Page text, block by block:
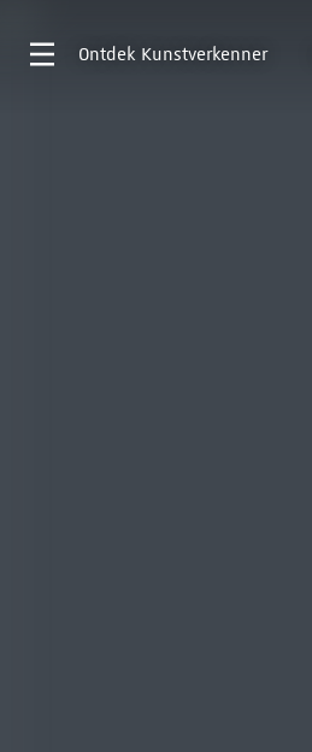
Ontdek Kunstverkenner